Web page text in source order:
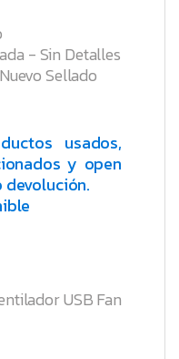
- Sin Detalles
Sellado
usados,
y open
devolución.
USB Fan